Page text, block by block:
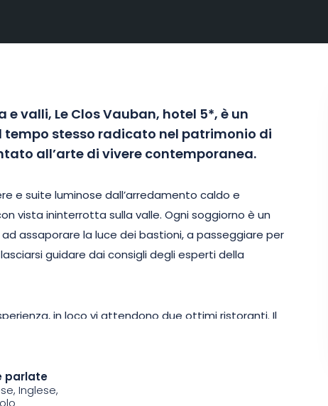
e valli, Le Clos Vauban, hotel 5*, è un
tempo stesso radicato nel patrimonio di
all’arte di vivere contemporanea.
e suite luminose dall’arredamento caldo e
vista ininterrotta sulla valle. Ogni soggiorno è un
assaporare la luce dei bastioni, a passeggiare per
guidare dai consigli degli esperti della
in loco vi attendono due ottimi ristoranti. Il
, premiata con il Bib Gourmand, potrete
in un ambiente accogliente e raffinato.
parlate
Inglese,